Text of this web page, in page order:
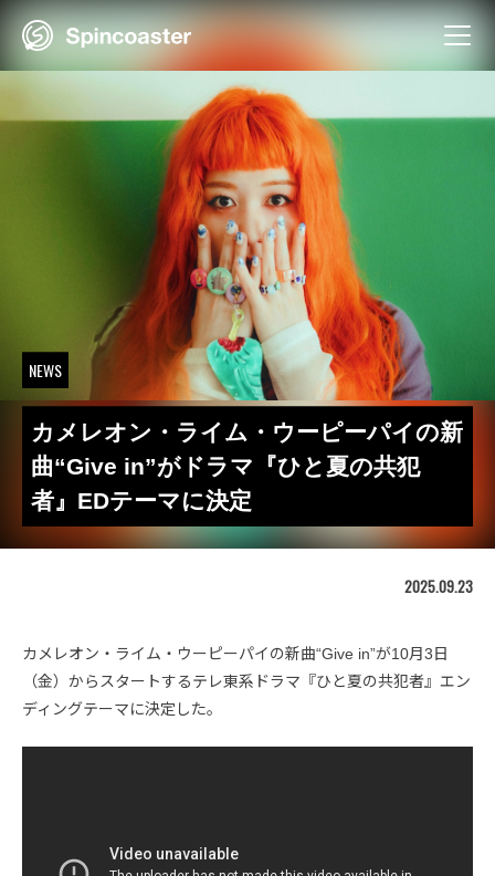
Skip
NEWS
カメレオン・ライム・ウーピーパイの新
曲“Give in”がドラマ『ひと夏の共犯
者』EDテーマに決定
2025.09.23
カメレオン・ライム・ウーピーパイの新曲“Give in”が10月3日
（金）からスタートするテレ東系ドラマ『ひと夏の共犯者』エン
ディングテーマに決定した。